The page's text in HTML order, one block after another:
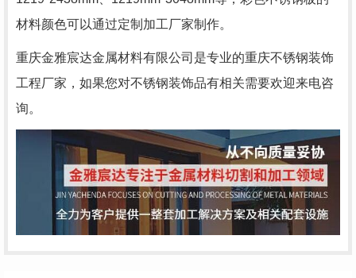
材料颜色可以通过定制加工厂家制作。
重庆金雅宸达金属材料有限公司是专业的重庆不锈钢装饰
工程厂家，如果您对不锈钢装饰品有相关需要欢迎来电咨
询。